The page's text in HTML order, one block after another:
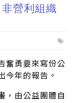
營利組織
奮勇要來寫份公
今年的報告。
，由公益團體自